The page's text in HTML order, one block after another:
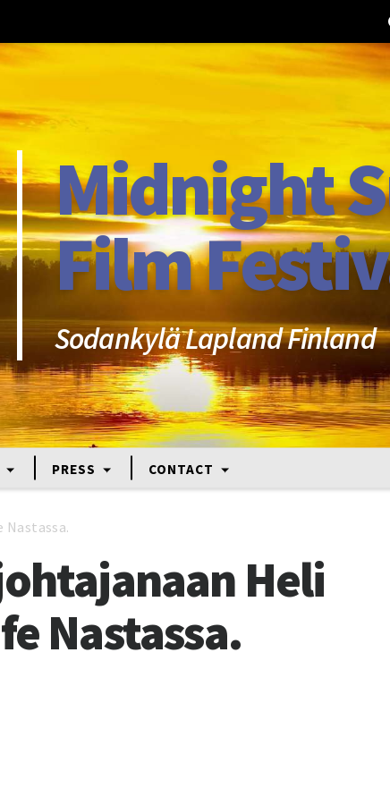
Midnight
Film
Sodankylä Lapland Finland
PRESS CONTACT
Heli
Nastassa.